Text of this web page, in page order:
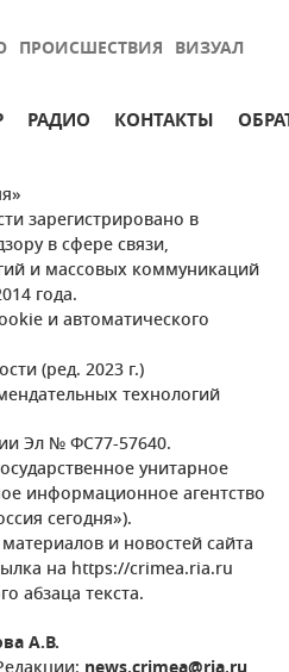
ПРОИСШЕСТВИЯ ВИЗУАЛ
РАДИО КОНТАКТЫ
зарегистрировано в
в сфере связи,
и массовых коммуникаций
года.
и автоматического
(ред. 2023 г.)
технологий
Эл № ФС77-57640.
унитарное
информационное агентство
сегодня»).
и новостей сайта
на https://crimea.ria.ru
абзаца текста.
А.В.